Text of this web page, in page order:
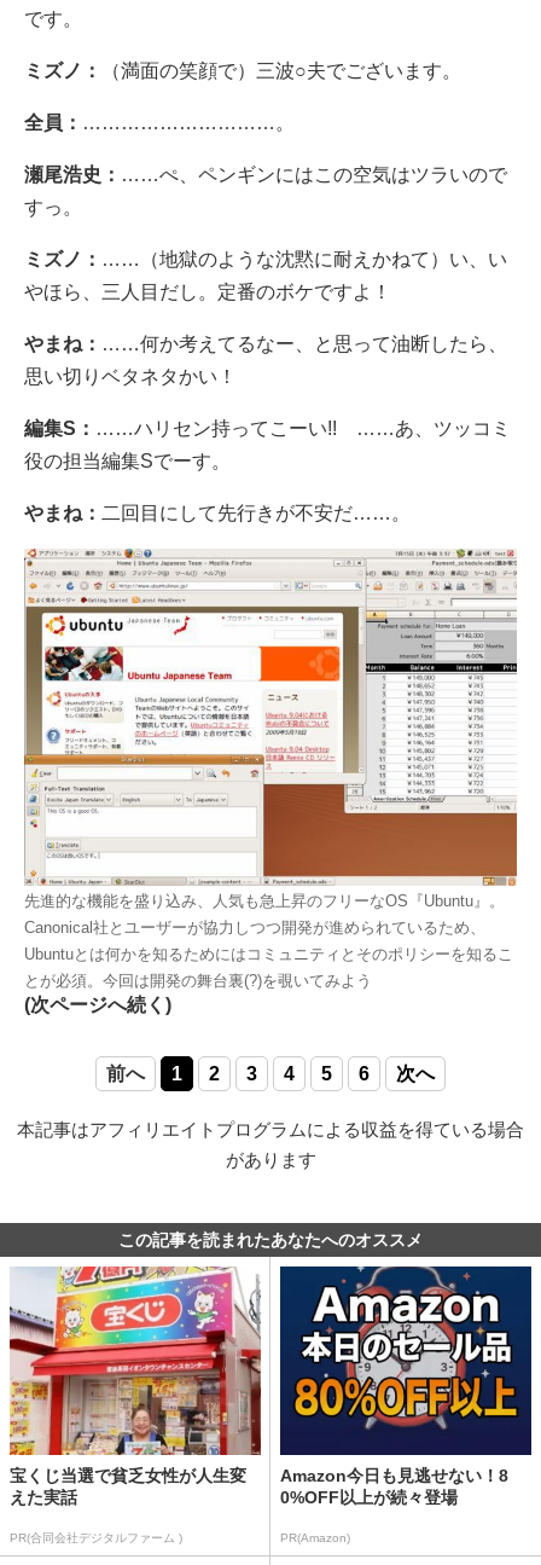
です。
ミズノ： （満面の笑顔で）三波○夫でございます。
全員： …………………………。
瀬尾浩史： ……ぺ、ペンギンにはこの空気はツラいので
すっ。
ミズノ： ……（地獄のような沈黙に耐えかねて）い、い
やほら、三人目だし。定番のボケですよ！
やまね： ……何か考えてるなー、と思って油断したら、
思い切りベタネタかい！
編集S： ……ハリセン持ってこーい!! ……あ、ツッコミ
役の担当編集Sでーす。
やまね： 二回目にして先行きが不安だ……。
先進的な機能を盛り込み、人気も急上昇のフリーなOS『Ubuntu』。
Canonical社とユーザーが協力しつつ開発が進められているため、
Ubuntuとは何かを知るためにはコミュニティとそのポリシーを知るこ
とが必須。今回は開発の舞台裏(?)を覗いてみよう
(次ページへ続く)
前へ 1 2 3 4 5 6 次へ
本記事はアフィリエイトプログラムによる収益を得ている場合
があります
この記事を読まれたあなたへのオススメ
宝くじ当選で貧乏女性が人生変
えた実話
PR(合同会社デジタルファーム )
Amazon今日も見逃せない！8
0%OFF以上が続々登場
PR(Amazon)